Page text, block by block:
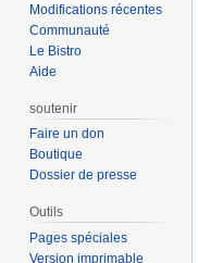
Modifications récentes
Communauté
Le Bistro
Aide
soutenir
Faire un don
Boutique
Dossier de presse
Outils
Pages spéciales
Version imprimable